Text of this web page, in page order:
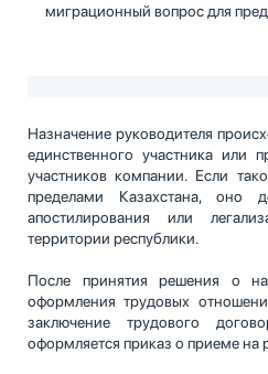
миграционный вопрос для
Назначение руководителя
единственного участника или
участников компании. Если
пределами Казахстана, оно
апостилирования или
территории республики.
После принятия решения о
оформления трудовых
заключение трудового
оформляется приказ о приеме на